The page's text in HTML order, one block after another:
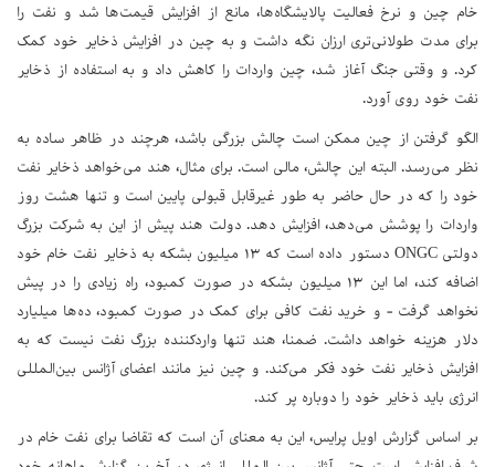
خام چین و نرخ فعالیت پالایشگاه‌ها، مانع از افزایش قیمت‌ها شد و نفت را
برای مدت طولانی‌تری ارزان نگه داشت و به چین در افزایش ذخایر خود کمک
کرد. و وقتی جنگ آغاز شد، چین واردات را کاهش داد و به استفاده از ذخایر
نفت خود روی آورد.
الگو گرفتن از چین ممکن است چالش بزرگی باشد، هرچند در ظاهر ساده به
نظر می‌رسد. البته این چالش، مالی است. برای مثال، هند می‌خواهد ذخایر نفت
خود را که در حال حاضر به طور غیرقابل قبولی پایین است و تنها هشت روز
واردات را پوشش می‌دهد، افزایش دهد. دولت هند پیش از این به شرکت بزرگ
دولتی ONGC دستور داده است که ۱۳ میلیون بشکه به ذخایر نفت خام خود
اضافه کند، اما این ۱۳ میلیون بشکه در صورت کمبود، راه زیادی را در پیش
نخواهد گرفت - و خرید نفت کافی برای کمک در صورت کمبود، ده‌ها میلیارد
دلار هزینه خواهد داشت. ضمنا، هند تنها واردکننده بزرگ نفت نیست که به
افزایش ذخایر نفت خود فکر می‌کند. و چین نیز مانند اعضای آژانس بین‌المللی
انرژی باید ذخایر خود را دوباره پر کند.
بر اساس گزارش اویل پرایس، این به معنای آن است که تقاضا برای نفت خام در